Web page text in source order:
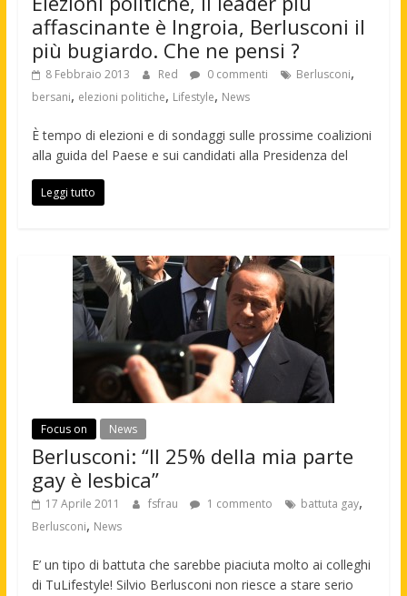
affascinante è Ingroia, Berlusconi il
più bugiardo. Che ne pensi ?
8 Febbraio 2013 Red 0 commenti Berlusconi,
bersani, elezioni politiche, Lifestyle, News
È tempo di elezioni e di sondaggi sulle prossime coalizioni
alla guida del Paese e sui candidati alla Presidenza del
Leggi tutto
Focus on News
Berlusconi: “Il 25% della mia parte
gay è lesbica”
17 Aprile 2011 fsfrau 1 commento battuta gay,
Berlusconi, News
E’ un tipo di battuta che sarebbe piaciuta molto ai colleghi
di TuLifestyle! Silvio Berlusconi non riesce a stare serio